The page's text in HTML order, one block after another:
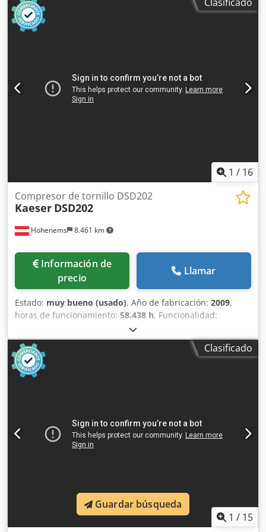
realiza exclusivamente a empresas. Entrega /
asesoramiento / venta solo en Alemania / Austria Datos
aproximadamente 0,9 m³/min. a 10 bares Nivel de ruido:
60 ± 2 dB(A)
1 / 16
Hohenems 8.461 km
Compresor de tornillo DSD202
Kaeser DSD202
Información de
precio
Llamar
Estado: muy bueno (usado), Año de fabricación: 2009,
horas de funcionamiento: 58.438 h, Funcionalidad:
, Compresor de tornillo Kaeser
DSD202 110 kW 8,5 bares 20,46 m³/min Año de fabricación:
2009 Crsdpfx Ahszna Rpsljf Horas de funcionamiento:
58.438
Clasificado
1 / 15
Guardar búsqueda